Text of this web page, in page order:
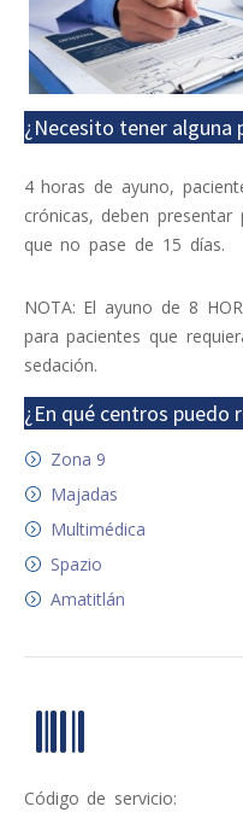
¿Necesito tener alguna
4 horas de ayuno,
crónicas, deben presentar
que no pase de 15 días.
NOTA: El ayuno de 8
para pacientes que
sedación.
¿En qué centros puedo
Zona 9
Majadas
Multimédica
Spazio
Amatitlán
Código de servicio: